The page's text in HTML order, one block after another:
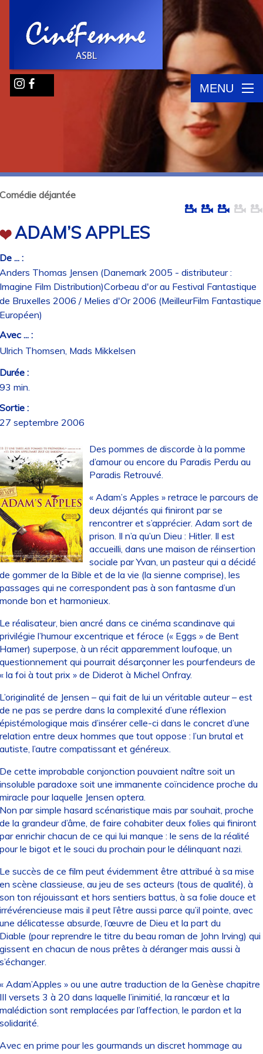
MENU
déjantée
ADAM’S APPLES
... :
Thomas Jensen (Danemark 2005 - distributeur :
Film Distribution)Corbeau d'or au Festival Fantastique
Bruxelles 2006 / Melies d'Or 2006 (MeilleurFilm Fantastique
... :
Thomsen, Mads Mikkelsen
:
min.
:
septembre 2006
Des pommes de discorde à la pomme
d’amour ou encore du Paradis Perdu au
Paradis Retrouvé.
« Adam’s Apples » retrace le parcours de
deux déjantés qui finiront par se
rencontrer et s’apprécier. Adam sort de
prison. Il n’a qu’un Dieu : Hitler. Il est
accueilli, dans une maison de réinsertion
sociale par Yvan, un pasteur qui a décidé
gommer de la Bible et de la vie (la sienne comprise), les
qui ne correspondent pas à son fantasme d’un
bon et harmonieux.
réalisateur, bien ancré dans ce cinéma scandinave qui
l’humour excentrique et féroce (« Eggs » de Bent
superpose, à un récit apparemment loufoque, un
qui pourrait désarçonner les pourfendeurs de
la foi à tout prix » de Diderot à Michel Onfray.
de Jensen – qui fait de lui un véritable auteur – est
ne pas se perdre dans la complexité d’une réflexion
mais d’insérer celle-ci dans le concret d’une
entre deux hommes que tout oppose : l’un brutal et
l’autre compatissant et généreux.
cette improbable conjonction pouvaient naître soit un
paradoxe soit une immanente coïncidence proche du
pour laquelle Jensen optera.
par simple hasard scénaristique mais par souhait, proche
la grandeur d’âme, de faire cohabiter deux folies qui finiront
enrichir chacun de ce qui lui manque : le sens de la réalité
le bigot et le souci du prochain pour le délinquant nazi.
succès de ce film peut évidemment être attribué à sa mise
scène classieuse, au jeu de ses acteurs (tous de qualité), à
ton réjouissant et hors sentiers battus, à sa folie douce et
mais il peut l’être aussi parce qu’il pointe, avec
délicatesse absurde, l’œuvre de Dieu et la part du
(pour reprendre le titre du beau roman de John Irving) qui
en chacun de nous prêtes à déranger mais aussi à
Adam’Apples » ou une autre traduction de la Genèse chapitre
versets 3 à 20 dans laquelle l’inimitié, la rancœur et la
sont remplacées par l’affection, le pardon et la
en prime pour les gourmands un discret hommage au